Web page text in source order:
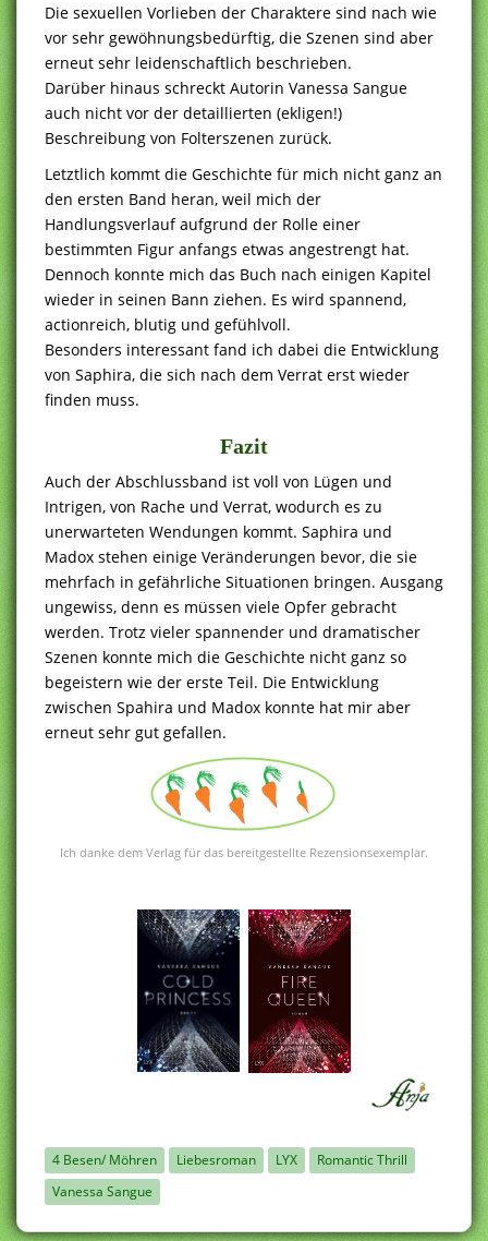
Die sexuellen Vorlieben der Charaktere sind nach wie
vor sehr gewöhnungsbedürftig, die Szenen sind aber
erneut sehr leidenschaftlich beschrieben.
Darüber hinaus schreckt Autorin Vanessa Sangue
auch nicht vor der detaillierten (ekligen!)
Beschreibung von Folterszenen zurück.
Letztlich kommt die Geschichte für mich nicht ganz an
den ersten Band heran, weil mich der
Handlungsverlauf aufgrund der Rolle einer
bestimmten Figur anfangs etwas angestrengt hat.
Dennoch konnte mich das Buch nach einigen Kapitel
wieder in seinen Bann ziehen. Es wird spannend,
actionreich, blutig und gefühlvoll.
Besonders interessant fand ich dabei die Entwicklung
von Saphira, die sich nach dem Verrat erst wieder
finden muss.
Fazit
Auch der Abschlussband ist voll von Lügen und
Intrigen, von Rache und Verrat, wodurch es zu
unerwarteten Wendungen kommt. Saphira und
Madox stehen einige Veränderungen bevor, die sie
mehrfach in gefährliche Situationen bringen. Ausgang
ungewiss, denn es müssen viele Opfer gebracht
werden. Trotz vieler spannender und dramatischer
Szenen konnte mich die Geschichte nicht ganz so
begeistern wie der erste Teil. Die Entwicklung
zwischen Spahira und Madox konnte hat mir aber
erneut sehr gut gefallen.
Ich danke dem Verlag für das bereitgestellte Rezensionsexemplar.
4 Besen/ Möhren Liebesroman LYX
Romantic Thrill
Vanessa Sangue